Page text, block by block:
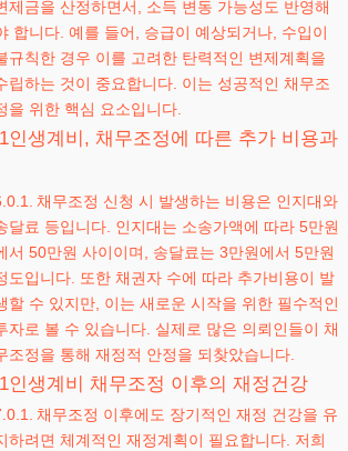
제금을 산정하면서, 소득 변동 가능성도 반영해
합니다. 예를 들어, 승급이 예상되거나, 수입이
규칙한 경우 이를 고려한 탄력적인 변제계획을
립하는 것이 중요합니다. 이는 성공적인 채무조
을 위한 핵심 요소입니다.
인생계비, 채무조정에 따른 추가 비용과
채무조정 신청 시 발생하는 비용은 인지대와
달료 등입니다. 인지대는 소송가액에 따라 5만원
서 50만원 사이이며, 송달료는 3만원에서 5만원
도입니다. 또한 채권자 수에 따라 추가비용이 발
할 수 있지만, 이는 새로운 시작을 위한 필수적인
자로 볼 수 있습니다. 실제로 많은 의뢰인들이 채
조정을 통해 재정적 안정을 되찾았습니다.
인생계비 채무조정 이후의 재정건강
채무조정 이후에도 장기적인 재정 건강을 유
하려면 체계적인 재정계획이 필요합니다. 저희